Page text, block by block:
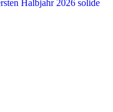
Halbjahr 2026 solide